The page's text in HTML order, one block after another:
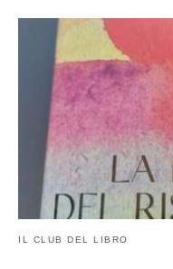
IL CLUB DEL LIBRO